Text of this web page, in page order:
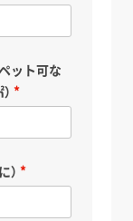
ット可な
）